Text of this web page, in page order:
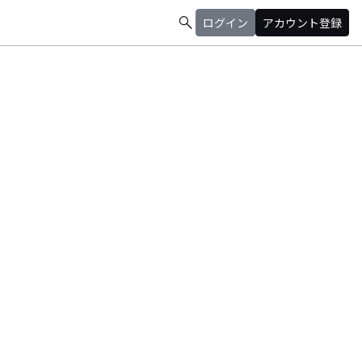
search ログイン アカウント登録